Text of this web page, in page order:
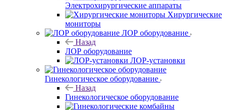
Электрохирургические аппараты
Хирургические
мониторы
ЛОР оборудование
Назад
ЛОР оборудование
ЛОР-установки
Гинекологическое оборудование
Назад
Гинекологическое оборудование